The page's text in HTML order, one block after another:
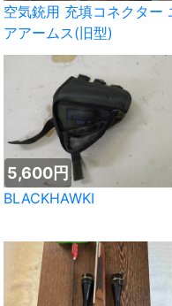
空気銃用 充填コネクター
アアームス(旧型)
5,600円
BLACKHAWKI